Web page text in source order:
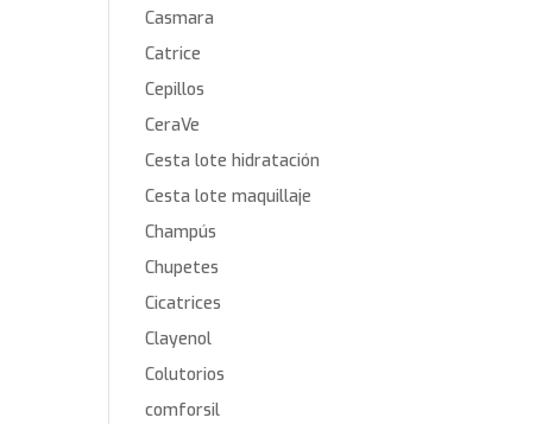
Casmara
Catrice
Cepillos
CeraVe
Cesta lote hidratación
Cesta lote maquillaje
Champús
Chupetes
Cicatrices
Clayenol
Colutorios
comforsil